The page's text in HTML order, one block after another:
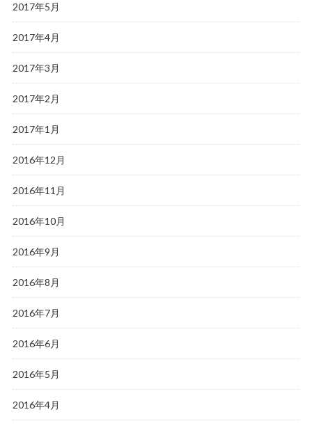
2017年5月
2017年4月
2017年3月
2017年2月
2017年1月
2016年12月
2016年11月
2016年10月
2016年9月
2016年8月
2016年7月
2016年6月
2016年5月
2016年4月